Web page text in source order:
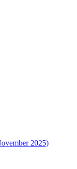
2025)